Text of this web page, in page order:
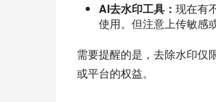
AI去水印工具： 现在有
使用。但注意上传敏感
需要提醒的是，去除水印仅
或平台的权益。